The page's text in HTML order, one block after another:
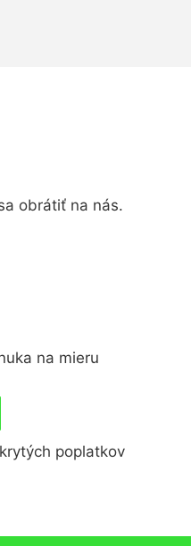
obrátiť na nás.
na mieru
poplatkov